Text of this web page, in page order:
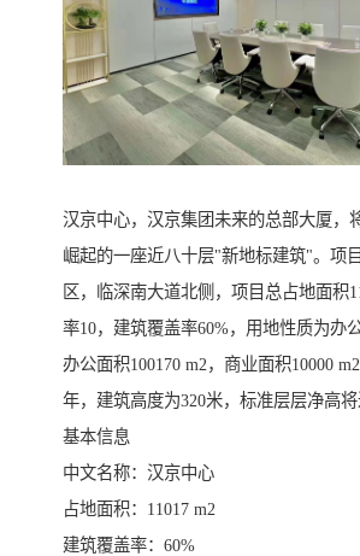
汉京中心，汉京集团未来的总部大厦，
崛起的一座近八十层"新地标建筑"。项
区，临深南大道北侧，项目总占地面积
率10，建筑覆盖率60%，用地性质为办
办公面积100170 m2，商业面积10000
年，建筑高度为320米，标准层层净高将
基本信息
中文名称：汉京中心
占地面积：11017 m2
建筑覆盖率：60%